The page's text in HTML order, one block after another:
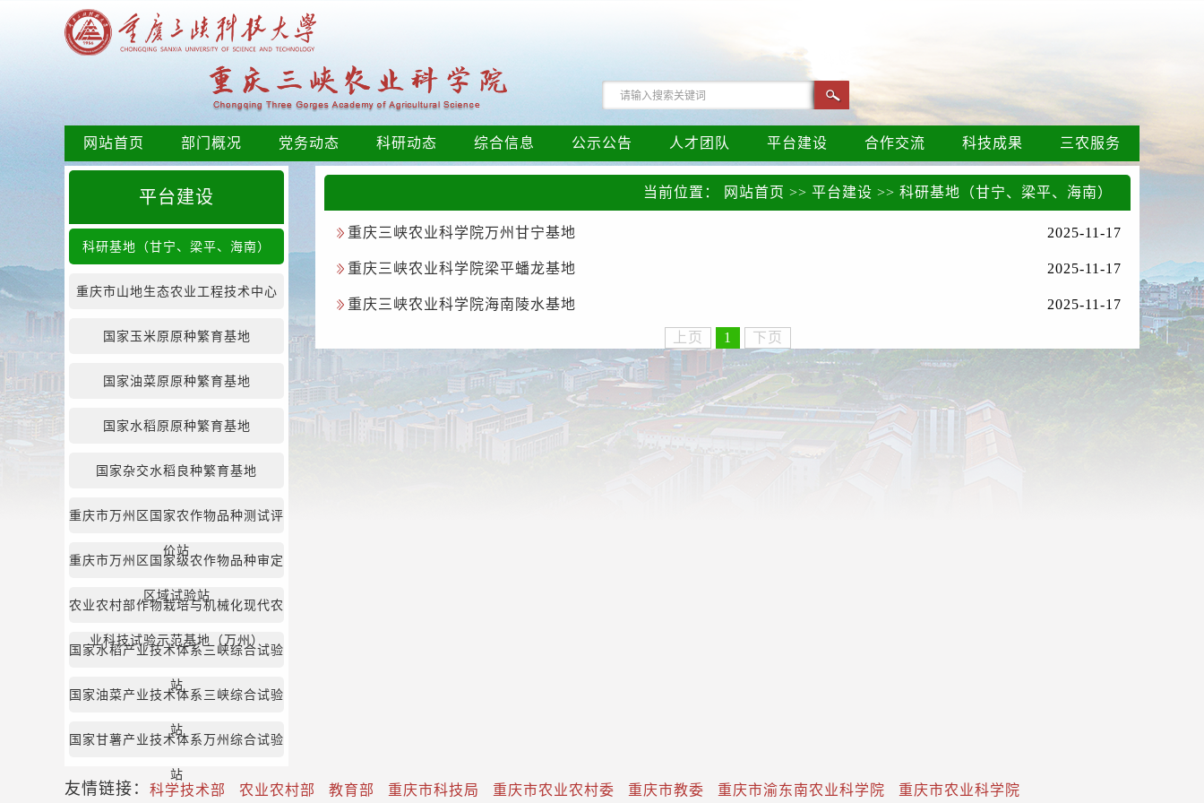
网站首页 部门概况 党务动态 科研动态 综合信息 公示公告 人才团队 平台建设 合作交流 科技成果 三农服务
平台建设
科研基地（甘宁、梁平、海南）
重庆市山地生态农业工程技术中心
国家玉米原原种繁育基地
国家油菜原原种繁育基地
国家水稻原原种繁育基地
国家杂交水稻良种繁育基地
重庆市万州区国家农作物品种测试评
价站
重庆市万州区国家级农作物品种审定
区域试验站
农业农村部作物栽培与机械化现代农
业科技试验示范基地（万州）
国家水稻产业技术体系三峡综合试验
站
国家油菜产业技术体系三峡综合试验
站
国家甘薯产业技术体系万州综合试验
站
当前位置： 网站首页 >> 平台建设 >> 科研基地（甘宁、梁平、海南）
重庆三峡农业科学院万州甘宁基地 2025-11-17
重庆三峡农业科学院梁平蟠龙基地 2025-11-17
重庆三峡农业科学院海南陵水基地 2025-11-17
上页 1 下页
友情链接： 科学技术部 农业农村部 教育部 重庆市科技局 重庆市农业农村委 重庆市教委 重庆市渝东南农业科学院 重庆市农业科学院